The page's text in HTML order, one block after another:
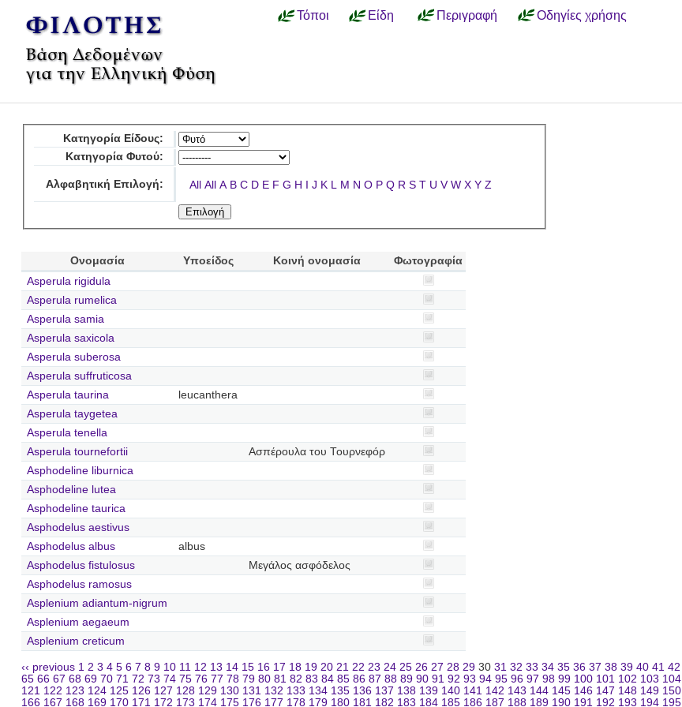
Τόποι Είδη Περιγραφή Οδηγίες χρήσης
Κατηγορία Είδους:
Κατηγορία Φυτού:
Αλφαβητική Επιλογή: All All A B C D E F G H I J K L M N O P Q R S T U V W X Y Z
Ονομασία Υποείδος Κοινή ονομασία
Φωτογραφία
Asperula rigidula
Asperula rumelica
Asperula samia
Asperula saxicola
Asperula suberosa
Asperula suffruticosa
Asperula taurina
leucanthera
Asperula taygetea
Asperula tenella
Asperula tournefortii
Ασπέρουλα του Τουρνεφόρ
Asphodeline liburnica
Asphodeline lutea
Asphodeline taurica
Asphodelus aestivus
Asphodelus albus
albus
Asphodelus fistulosus
Μεγάλος ασφόδελος
Asphodelus ramosus
Asplenium adiantum-nigrum
Asplenium aegaeum
Asplenium creticum
‹‹ previous 1 2 3 4 5 6 7 8 9 10 11 12 13 14 15 16 17 18 19 20 21 22 23 24 25 26 27 28 29 30 31 32 33 34 35 36 37 38 39 40 41 42
65 66 67 68 69 70 71 72 73 74 75 76 77 78 79 80 81 82 83 84 85 86 87 88 89 90 91 92 93 94 95 96 97 98 99 100 101 102 103 104
121 122 123 124 125 126 127 128 129 130 131 132 133 134 135 136 137 138 139 140 141 142 143 144 145 146 147 148 149 150
166 167 168 169 170 171 172 173 174 175 176 177 178 179 180 181 182 183 184 185 186 187 188 189 190 191 192 193 194 195